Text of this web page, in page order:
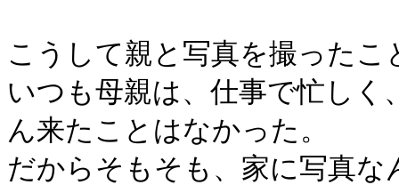
こうして親と写真を撮った
いつも母親は、仕事で忙し
ん来たことはなかった。
だからそもそも、家に写真な